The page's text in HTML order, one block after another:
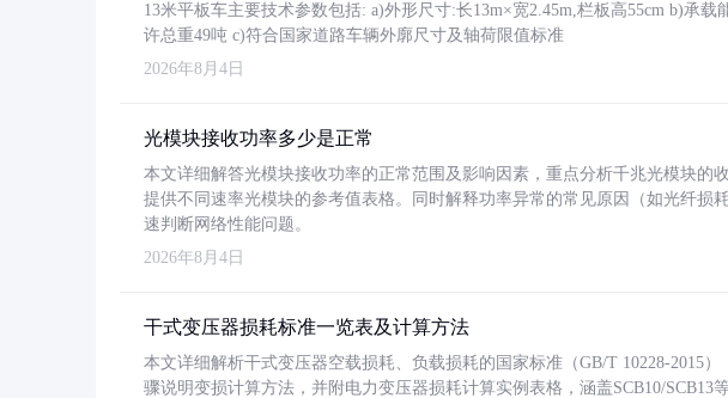
13米平板车主要技术参数包括: a)外形尺寸:长13m×宽2.45m,栏板高55cm b)承载
许总重49吨 c)符合国家道路车辆外廓尺寸及轴荷限值标准
2026年8月4日
光模块接收功率多少是正常
本文详细解答光模块接收功率的正常范围及影响因素，重点分析千兆光模块的
提供不同速率光模块的参考值表格。同时解释功率异常的常见原因（如光纤损
速判断网络性能问题。
2026年8月4日
干式变压器损耗标准一览表及计算方法
本文详细解析干式变压器空载损耗、负载损耗的国家标准（GB/T 10228-2015
骤说明变损计算方法，并附电力变压器损耗计算实例表格，涵盖SCB10/SCB13